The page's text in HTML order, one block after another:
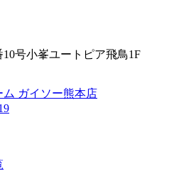
号小峯ユートピア飛鳥1F